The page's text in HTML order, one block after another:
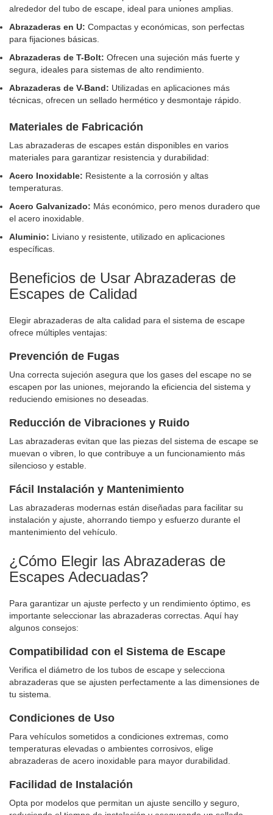
alrededor del tubo de escape, ideal para uniones amplias.
Abrazaderas en U: Compactas y económicas, son perfectas
para fijaciones básicas.
Abrazaderas de T-Bolt: Ofrecen una sujeción más fuerte y
segura, ideales para sistemas de alto rendimiento.
Abrazaderas de V-Band: Utilizadas en aplicaciones más
técnicas, ofrecen un sellado hermético y desmontaje rápido.
Materiales de Fabricación
Las abrazaderas de escapes están disponibles en varios
materiales para garantizar resistencia y durabilidad:
Acero Inoxidable: Resistente a la corrosión y altas
temperaturas.
Acero Galvanizado: Más económico, pero menos duradero que
el acero inoxidable.
Aluminio: Liviano y resistente, utilizado en aplicaciones
específicas.
Beneficios de Usar Abrazaderas de
Escapes de Calidad
Elegir abrazaderas de alta calidad para el sistema de escape
ofrece múltiples ventajas:
Prevención de Fugas
Una correcta sujeción asegura que los gases del escape no se
escapen por las uniones, mejorando la eficiencia del sistema y
reduciendo emisiones no deseadas.
Reducción de Vibraciones y Ruido
Las abrazaderas evitan que las piezas del sistema de escape se
muevan o vibren, lo que contribuye a un funcionamiento más
silencioso y estable.
Fácil Instalación y Mantenimiento
Las abrazaderas modernas están diseñadas para facilitar su
instalación y ajuste, ahorrando tiempo y esfuerzo durante el
mantenimiento del vehículo.
¿Cómo Elegir las Abrazaderas de
Escapes Adecuadas?
Para garantizar un ajuste perfecto y un rendimiento óptimo, es
importante seleccionar las abrazaderas correctas. Aquí hay
algunos consejos:
Compatibilidad con el Sistema de Escape
Verifica el diámetro de los tubos de escape y selecciona
abrazaderas que se ajusten perfectamente a las dimensiones de
tu sistema.
Condiciones de Uso
Para vehículos sometidos a condiciones extremas, como
temperaturas elevadas o ambientes corrosivos, elige
abrazaderas de acero inoxidable para mayor durabilidad.
Facilidad de Instalación
Opta por modelos que permitan un ajuste sencillo y seguro,